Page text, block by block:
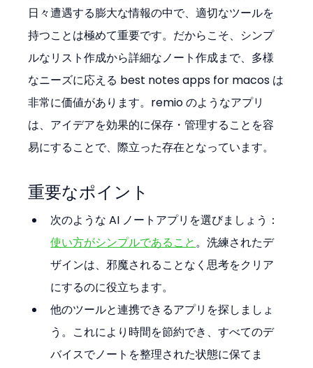
日々遭遇する膨大な情報の中で、適切なツールを
持つことは極めて重要です。だからこそ、シンプ
ルなリスト作成から詳細なノート作成まで、多様
なニーズに応える best notes apps for macos は
非常に価値があります。remio のようなアプリ
は、アイデアを効果的に保存・管理することを容
易にすることで、際立った存在となっています。
重要なポイント
次のような AI ノートアプリを選びましょう：
使い方がシンプルであること。洗練されたデ
ザインは、邪魔されることなく思考をクリア
にするのに役立ちます。
他のツールと連携できるアプリを探しましょ
う。これにより時間を節約でき、すべてのデ
バイスでノートを整理された状態に保てま